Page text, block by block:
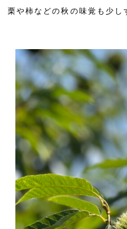
栗や柿などの秋の味覚も少